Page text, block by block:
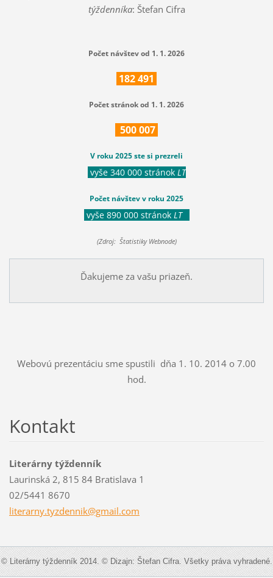
týždenníka: Štefan Cifra
Počet návštev od 1. 1. 2026
182491
Počet stránok od 1. 1. 2026
500007
V roku 2025 ste si prezreli
vyše 340 000 stránok LT
Počet návštev v roku 2025
vyše 890 000 stránok LT
(Zdroj: Štatistiky Webnode)
Ďakujeme za vašu priazeň.
Webovú prezentáciu sme spustili dňa 1. 10. 2014 o 7.00
hod.
Kontakt
Literárny týždenník
Laurinská 2, 815 84 Bratislava 1
02/5441 8670
literarny.tyzdennik@gmail.com
© Literárny týždenník 2014. © Dizajn: Štefan Cifra. Všetky práva vyhradené.